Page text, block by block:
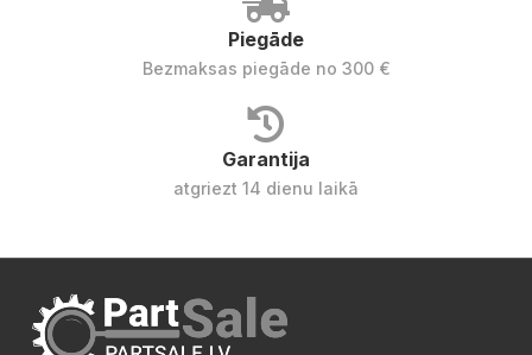
Piegāde
Bezmaksas piegāde no 300 €
Garantija
atgriezt 14 dienu laikā